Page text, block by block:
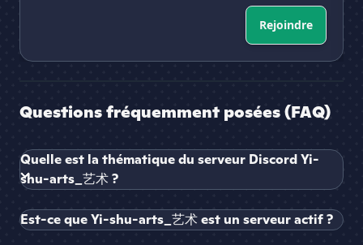
Rejoindre
Questions fréquemment posées (FAQ)
Quelle est la thématique du serveur Discord Yi-
shu-arts_艺术 ?
Est-ce que Yi-shu-arts_艺术 est un serveur actif ?